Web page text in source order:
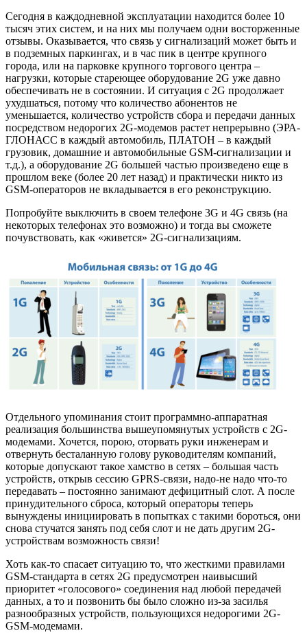
Сегодня в каждодневной эксплуатации находится более 10
тысяч этих систем, и на них мы получаем одни восторженные
отзывы. Оказывается, что связь у сигнализаций может быть и
в подземных паркингах, и в час пик в центре крупного
города, или на парковке крупного торгового центра –
нагрузки, которые стареющее оборудование 2G уже давно
обеспечивать не в состоянии. И ситуация с 2G продолжает
ухудшаться, потому что количество абонентов не
уменьшается, количество устройств сбора и передачи данных
посредством недорогих 2G-модемов растет непрерывно (ЭРА-
ГЛОНАСС в каждый автомобиль, ПЛАТОН – в каждый
грузовик, домашние и автомобильные GSM-сигнализации и
т.д.), а оборудование 2G большей частью произведено еще в
прошлом веке (более 20 лет назад) и практически никто из
GSM-операторов не вкладывается в его реконструкцию.
Попробуйте выключить в своем телефоне 3G и 4G связь (на
некоторых телефонах это возможно) и тогда вы сможете
почувствовать, как «живется» 2G-сигнализациям.
Отдельного упоминания стоит программно-аппаратная
реализация большинства вышеупомянутых устройств с 2G-
модемами. Хочется, порою, оторвать руки инженерам и
отвернуть бесталанную голову руководителям компаний,
которые допускают такое хамство в сетях – большая часть
устройств, открыв сессию GPRS-связи, надо-не надо что-то
передавать – постоянно занимают дефицитный слот. А после
принудительного сброса, который операторы теперь
вынуждены инициировать в попытках с такими бороться, они
снова стучатся занять под себя слот и не дать другим 2G-
устройствам возможность связи!
Хоть как-то спасает ситуацию то, что жесткими правилами
GSM-стандарта в сетях 2G предусмотрен наивысший
приоритет «голосового» соединения над любой передачей
данных, а то и позвонить бы было сложно из-за засилья
разнообразных устройств, пользующихся недорогими 2G-
GSM-модемами.